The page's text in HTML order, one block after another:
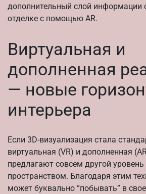
дополнительный слой информации
отделке с помощью AR.
Виртуальная и
дополненная
— новые
интерьера
Если 3D-визуализация стала
виртуальная (VR) и дополненная
предлагают совсем другой
пространством. Благодаря этим
может буквально “побывать” в